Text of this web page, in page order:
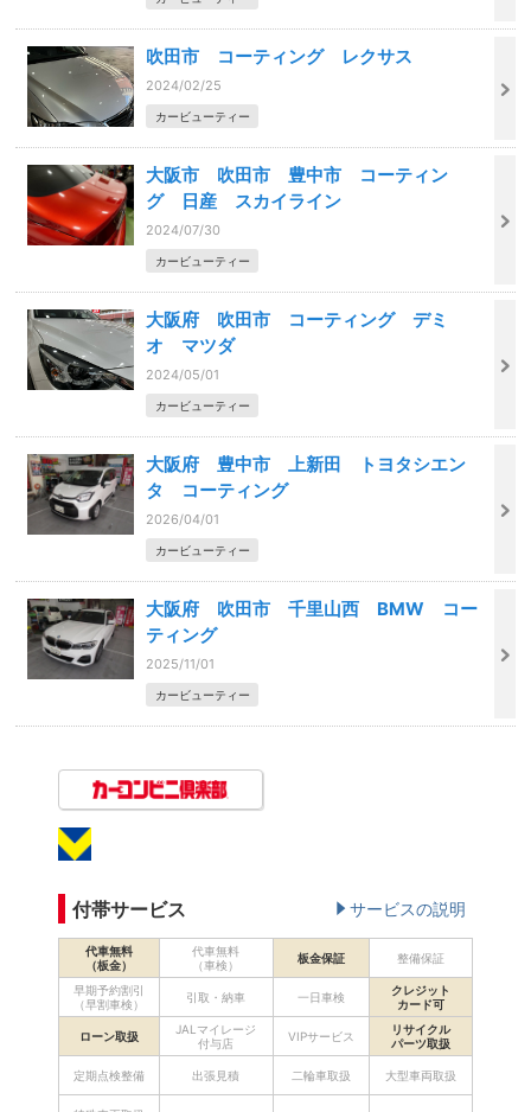
吹田市 コーティング レクサス
2024/02/25
カービューティー
大阪市 吹田市 豊中市 コーティン
グ 日産 スカイライン
2024/07/30
カービューティー
大阪府 吹田市 コーティング デミ
オ マツダ
2024/05/01
カービューティー
大阪府 豊中市 上新田 トヨタシエン
タ コーティング
2026/04/01
カービューティー
大阪府 吹田市 千里山西 BMW コー
ティング
2025/11/01
カービューティー
付帯サービス サービスの説明
代車無料
（板金）
代車無料
（車検）
板金保証 整備保証
早期予約割引
（早割車検）
引取・納車 一日車検
クレジット
カード可
ローン取扱
JALマイレージ
付与店
VIPサービス
リサイクル
パーツ取扱
定期点検整備 出張見積 二輪車取扱 大型車両取扱